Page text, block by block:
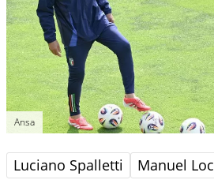
Ansa
Luciano Spalletti Manuel